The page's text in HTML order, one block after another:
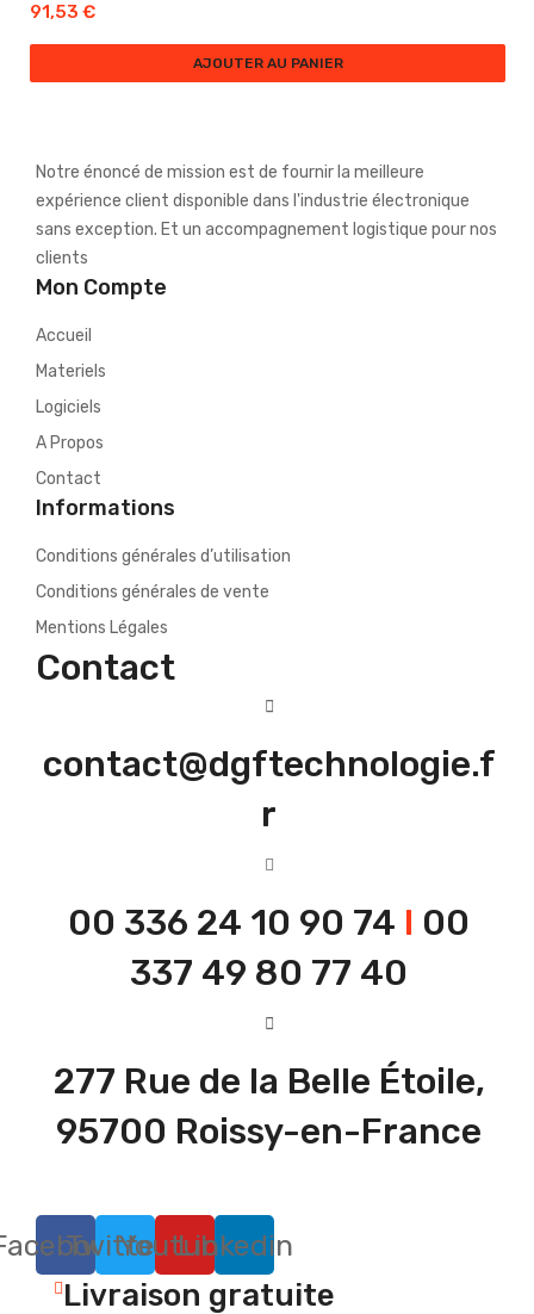
91,53 €
AJOUTER AU PANIER
Notre énoncé de mission est de fournir la meilleure
expérience client disponible dans l'industrie électronique
sans exception. Et un accompagnement logistique pour nos
clients
Mon Compte
Accueil
Materiels
Logiciels
A Propos
Contact
Informations
Conditions générales d’utilisation
Conditions générales de vente
Mentions Légales
Contact
contact@dgftechnologie.f
r
00 336 24 10 90 74 I 00
337 49 80 77 40
277 Rue de la Belle Étoile,
95700 Roissy-en-France
TwitterYoutubeLinkedin
Livraison gratuite